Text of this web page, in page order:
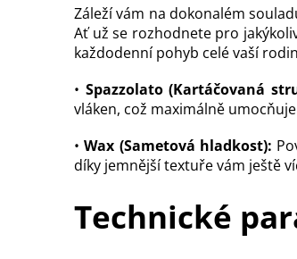
Záleží vám na dokonalém
Ať už se rozhodnete pro
každodenní pohyb celé vaší
• Spazzolato (Kartáčovaná
vláken, což maximálně
•Wax (Sametová hladkost):
díky jemnější textuře vám ještě
Technické